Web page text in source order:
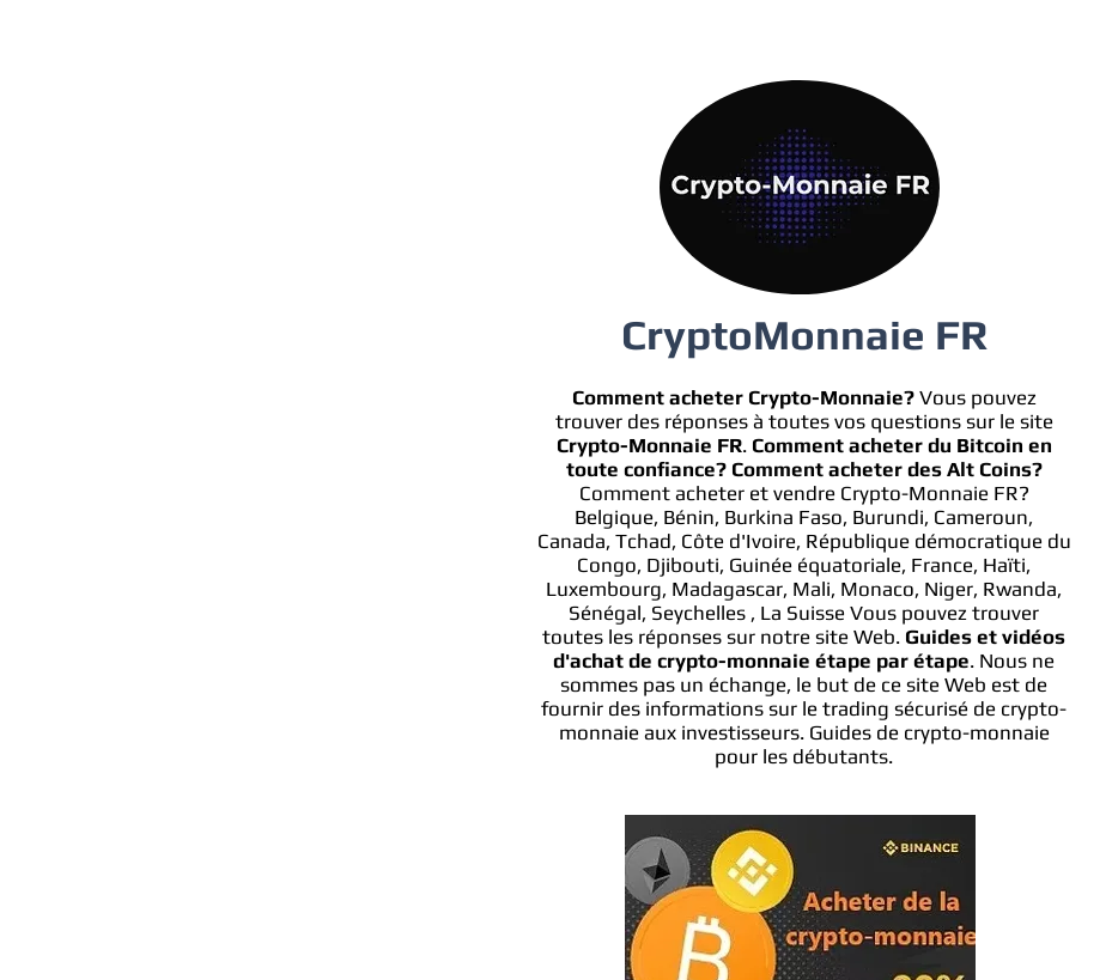
CryptoMonnaie FR
Comment acheter Crypto-Monnaie?Vous pouvez
trouver des réponses à toutes vos questions sur le site
Crypto-Monnaie FR. Comment acheter du Bitcoin en
toute confiance? Comment acheter des Alt Coins?
Comment acheter et vendre Crypto-Monnaie FR?
Belgique, Bénin, Burkina Faso, Burundi, Cameroun,
Canada, Tchad, Côte d'Ivoire, République démocratique du
Congo, Djibouti, Guinée équatoriale, France, Haïti,
Luxembourg, Madagascar, Mali, Monaco, Niger, Rwanda,
Sénégal, Seychelles , La Suisse Vous pouvez trouver
toutes les réponses sur notre site Web. Guides et vidéos
d'achat de crypto-monnaie étape par étape. Nous ne
sommes pas un échange, le but de ce site Web est de
fournir des informations sur le trading sécurisé de crypto-
monnaie aux investisseurs. Guides de crypto-monnaie
pour les débutants.